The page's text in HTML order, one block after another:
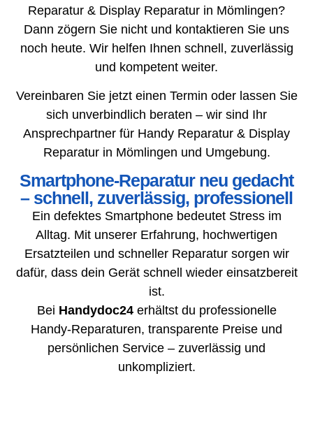
Reparatur & Display Reparatur in Mömlingen?
Dann zögern Sie nicht und kontaktieren Sie uns
noch heute. Wir helfen Ihnen schnell, zuverlässig
und kompetent weiter.
Vereinbaren Sie jetzt einen Termin oder lassen Sie
sich unverbindlich beraten – wir sind Ihr
Ansprechpartner für Handy Reparatur & Display
Reparatur in Mömlingen und Umgebung.
Smartphone-Reparatur neu gedacht
– schnell, zuverlässig, professionell
Ein defektes Smartphone bedeutet Stress im
Alltag. Mit unserer Erfahrung, hochwertigen
Ersatzteilen und schneller Reparatur sorgen wir
dafür, dass dein Gerät schnell wieder einsatzbereit
ist.
Bei Handydoc24erhältst du professionelle
Handy-Reparaturen, transparente Preise und
persönlichen Service – zuverlässig und
unkompliziert.